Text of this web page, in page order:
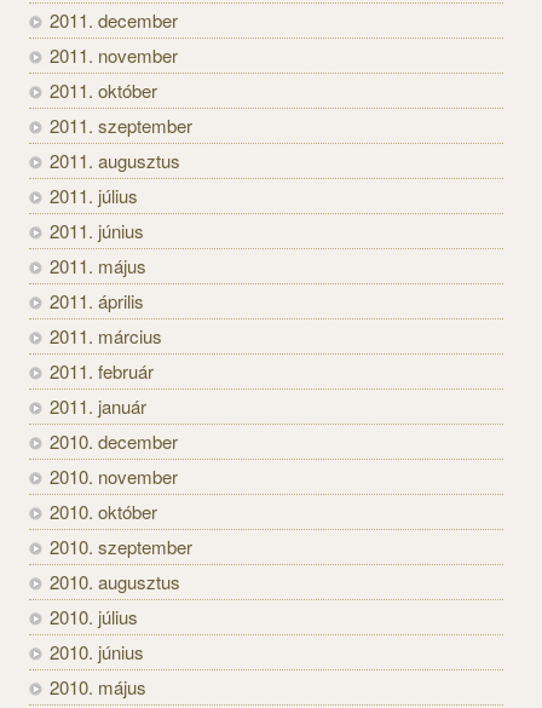
2011. december
2011. november
2011. október
2011. szeptember
2011. augusztus
2011. július
2011. június
2011. május
2011. április
2011. március
2011. február
2011. január
2010. december
2010. november
2010. október
2010. szeptember
2010. augusztus
2010. július
2010. június
2010. május